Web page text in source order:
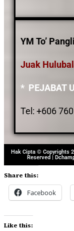
YM To’
Juak
* PEJABAT
Tel: +606
Hak Cipta © Copyrights
Reserved |
Share this:
Facebook
Like this: